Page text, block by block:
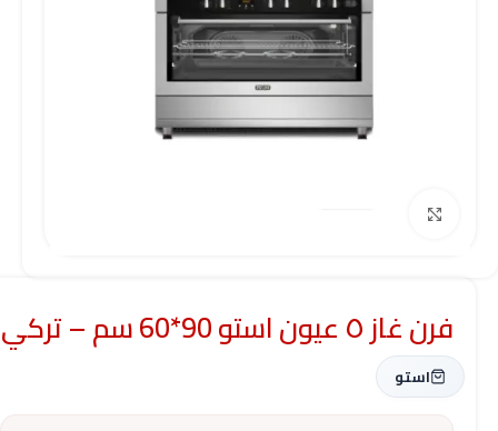
فرن غاز ٥ عيون استو 90*60 سم – تركي
استو